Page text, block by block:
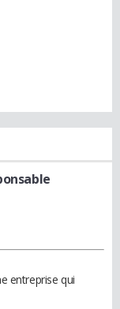
entreprise qui